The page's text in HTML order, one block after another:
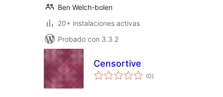
Ben Welch-bolen
20+ instalaciones activas
Probado con 3.3.2
Censortive
(0total
de
)